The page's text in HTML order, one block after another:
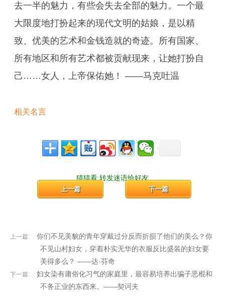
去一半的魅力，有些会失去全部的魅力。一个最
大限度地打扮起来的现代文明的姑娘，是以精
致、优美的艺术和金钱造就的奇迹。所有国家、
所有地区和所有艺术都被贡献现来，让她打扮自
己……女人，上帝保佑她！ ——马克吐温
相关名言
猜猜看,转发迷语给好友
上一篇:
你们不见美貌的青年穿戴过分反而折损了他们的美么？你
不见山村妇女，穿着朴实无华的衣服反比盛装的妇女要
美得多么？ ——达·芬奇
上一篇
下一篇:
妇女染有庸俗化习气的家庭里，最容易培养出骗子恶棍和
不务正业的东西来。——契诃夫
下一篇